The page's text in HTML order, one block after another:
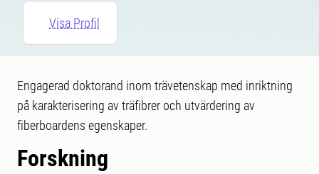
Visa Profil
Engagerad doktorand inom trävetenskap med inriktning
på karakterisering av träfibrer och utvärdering av
fiberboardens egenskaper.
Forskning